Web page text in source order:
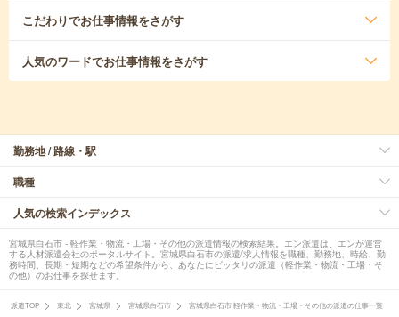
こだわりでお仕事情報をさがす
人気のワードでお仕事情報をさがす
勤務地 / 路線・駅
職種
人気の検索インデックス
宮城県白石市 - 軽作業・物流・工場・その他の派遣情報の検索結果。エン派遣は、エンが運営
する人材派遣会社のポータルサイト。宮城県白石市の派遣/求人情報を職種、勤務地、時給、勤
務時間、長期・短期などの希望条件から、あなたにピッタリの派遣（軽作業・物流・工場・そ
の他）のお仕事を探せます。
派遣TOP 東北 宮城県 宮城県白石市 宮城県白石市 軽作業・物流・工場・その他の派遣の仕事一覧